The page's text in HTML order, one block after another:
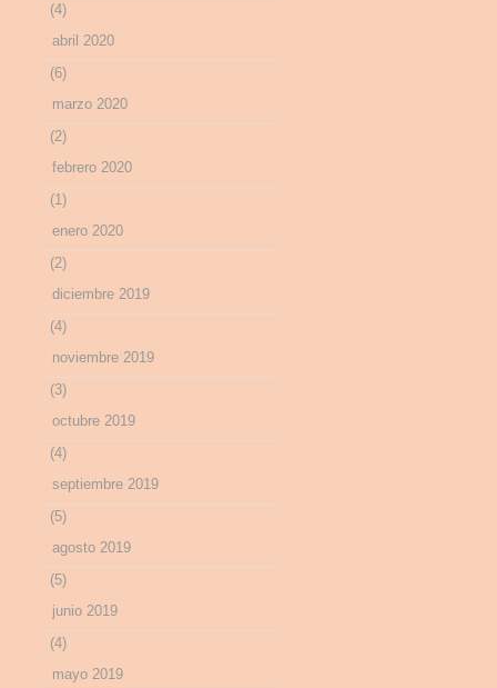
(4)
abril 2020
(6)
marzo 2020
(2)
febrero 2020
(1)
enero 2020
(2)
diciembre 2019
(4)
noviembre 2019
(3)
octubre 2019
(4)
septiembre 2019
(5)
agosto 2019
(5)
junio 2019
(4)
mayo 2019